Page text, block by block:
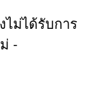
ม่ได้รับการ
-